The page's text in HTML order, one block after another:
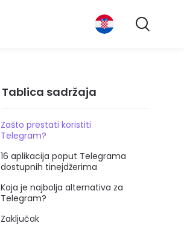
Tablica sadržaja
Zašto prestati koristiti
Telegram?
16 aplikacija poput Telegrama
dostupnih tinejdžerima
Koja je najbolja alternativa za
Telegram?
Zaključak